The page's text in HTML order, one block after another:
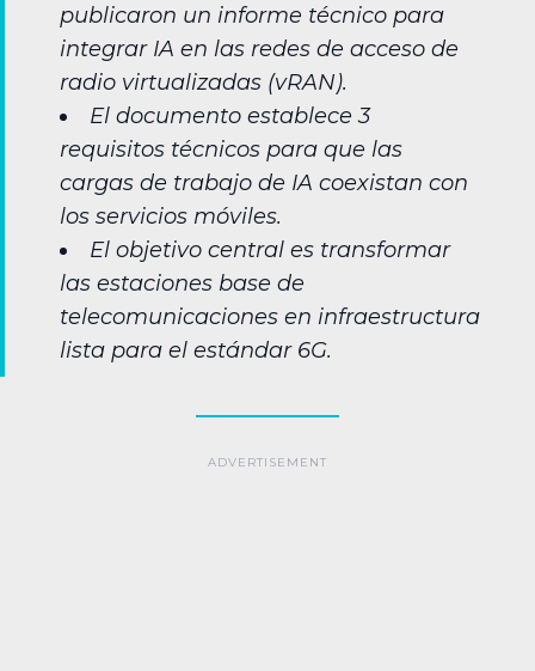
publicaron un informe técnico para
integrar IA en las redes de acceso de
radio virtualizadas (vRAN).
El documento establece 3
requisitos técnicos para que las
cargas de trabajo de IA coexistan con
los servicios móviles.
El objetivo central es transformar
las estaciones base de
telecomunicaciones en infraestructura
lista para el estándar 6G.